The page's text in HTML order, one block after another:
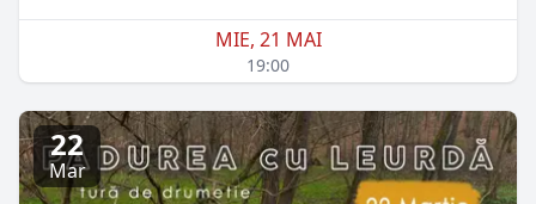
MIE, 21 MAI
19:00
22
Mar